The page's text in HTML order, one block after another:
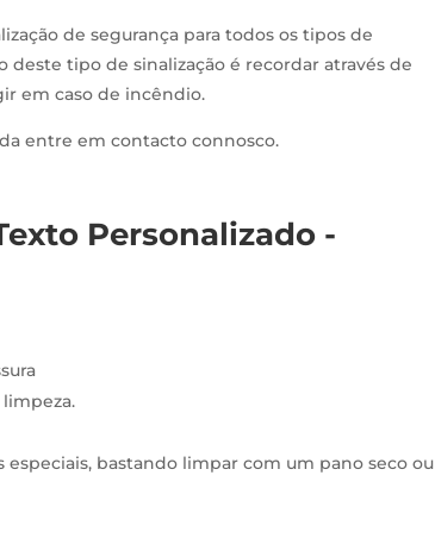
de segurança para todos os tipos de
deste tipo de sinalização é recordar através de
em caso de incêndio.
entre em contacto connosco.
Personalizado -
bastando limpar com um pano seco ou